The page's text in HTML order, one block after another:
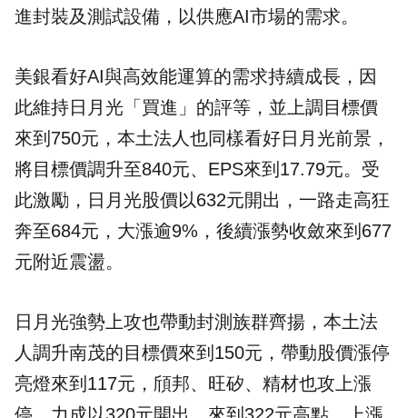
進封裝及測試設備，以供應AI市場的需求。
美銀看好AI與高效能運算的需求持續成長，因
此維持日月光「買進」的評等，並上調目標價
來到750元，本土法人也同樣看好日月光前景，
將目標價調升至840元、EPS來到17.79元。受
此激勵，日月光股價以632元開出，一路走高狂
奔至684元，大漲逾9%，後續漲勢收斂來到677
元附近震盪。
日月光強勢上攻也帶動封測族群齊揚，本土法
人調升南茂的目標價來到150元，帶動股價漲停
亮燈來到117元，頎邦、旺矽、精材也攻上漲